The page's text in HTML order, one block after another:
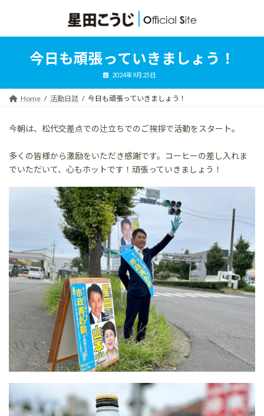
ン
ッ
ー
移
今日も頑張っていきましょう！
2024年9月25日
Home 活動日誌 今日も頑張っていきましょう！
今朝は、松代交差点での辻立ちでのご挨拶で活動をスタート。
多くの皆様から激励をいただき感謝です。コーヒーの差し入れま
でいただいて、心もホットです！頑張っていきましょう！